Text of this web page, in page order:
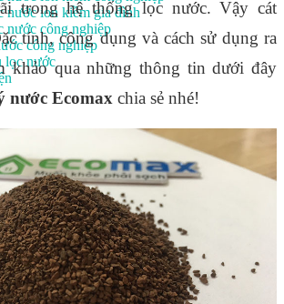
nước ion kiềm gia đình
nước công nghiệp
công nghiệp
lọc nước
Chia sẻ
Giải Pháp
trong hệ thống lọc nước. Vậy cát
tính, công dụng và cách sử dụng ra
khảo qua những thông tin dưới đây
nước Ecomax chia sẻ nhé!